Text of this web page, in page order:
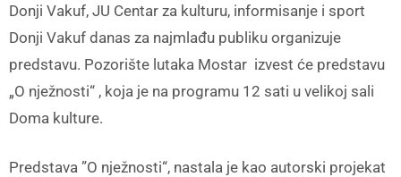
Donji Vakuf, JU Centar za kulturu, informisanje i sport
Donji Vakuf danas za najmlađu publiku organizuje
predstavu. Pozorište lutaka Mostar izvest će predstavu
„O nježnosti“ , koja je na programu 12 sati u velikoj sali
Doma kulture.
Predstava ”O nježnosti“, nastala je kao autorski projekat